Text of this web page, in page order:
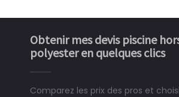
Obtenir mes devis piscine
polyester en quelques clics
Comparez les prix des pros et